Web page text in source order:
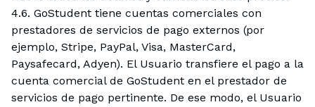
4.6. GoStudent tiene cuentas comerciales con
prestadores de servicios de pago externos (por
ejemplo, Stripe, PayPal, Visa, MasterCard,
Paysafecard, Adyen). El Usuario transfiere el pago a la
cuenta comercial de GoStudent en el prestador de
servicios de pago pertinente. De ese modo, el Usuario